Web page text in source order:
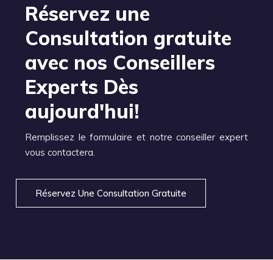
Réservez une
Consultation gratuite
avec nos Conseillers
Experts Dès
aujourd'hui!
Remplissez le formulaire et notre conseiller expert
vous contactera.
Réservez Une Consultation Gratuite